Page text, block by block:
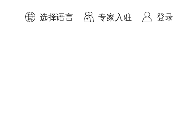
选择语言 专家入驻 登录